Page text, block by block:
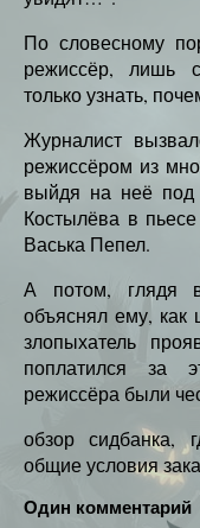
По словесному
режиссёр, лишь
только узнать,
Журналист
режиссёром из
выйдя на неё под
Костылёва в
Васька Пепел.
А потом, глядя
объяснял ему,
злопыхатель
поплатился за
режиссёра были
обзор сидбанка,
общие условия
Один комментарий